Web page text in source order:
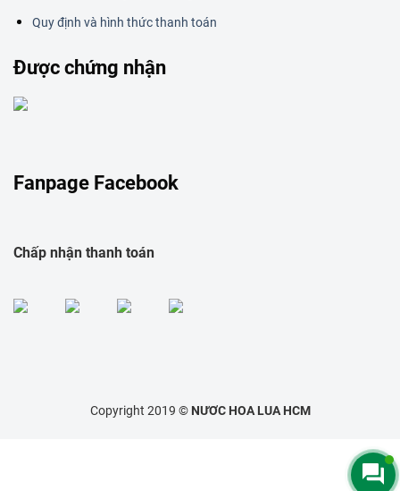
Quy định và hình thức thanh toán
Được chứng nhận
Fanpage Facebook
Chấp nhận thanh toán
Copyright 2019 © NƯƠC HOA LUA HCM